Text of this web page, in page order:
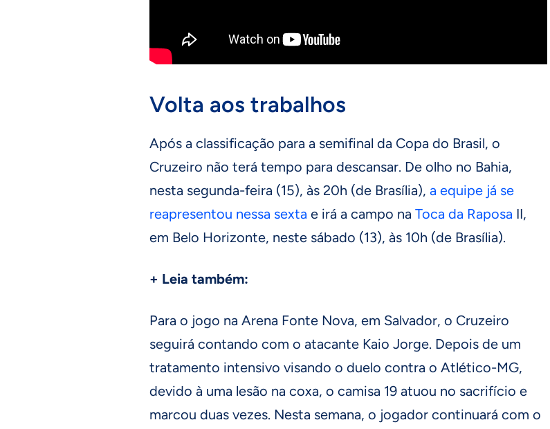
Volta aos trabalhos
Após a classificação para a semifinal da Copa do Brasil, o
Cruzeiro não terá tempo para descansar. De olho no Bahia,
nesta segunda-feira (15), às 20h (de Brasília), a equipe já se
reapresentou nessa sexta e irá a campo na Toca da Raposa II,
em Belo Horizonte, neste sábado (13), às 10h (de Brasília).
+ Leia também:
Para o jogo na Arena Fonte Nova, em Salvador, o Cruzeiro
seguirá contando com o atacante Kaio Jorge. Depois de um
tratamento intensivo visando o duelo contra o Atlético-MG,
devido à uma lesão na coxa, o camisa 19 atuou no sacrifício e
marcou duas vezes. Nesta semana, o jogador continuará com o